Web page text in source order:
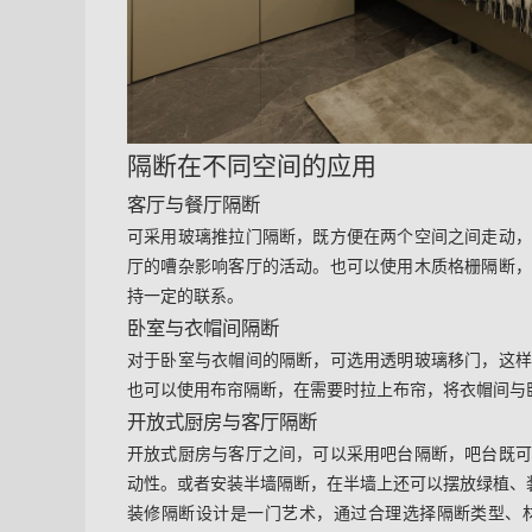
隔断在不同空间的应用
客厅与餐厅隔断
可采用玻璃推拉门隔断，既方便在两个空间之间走动
厅的嘈杂影响客厅的活动。也可以使用木质格栅隔断
持一定的联系。
卧室与衣帽间隔断
对于卧室与衣帽间的隔断，可选用透明玻璃移门，这
也可以使用布帘隔断，在需要时拉上布帘，将衣帽间与
开放式厨房与客厅隔断
开放式厨房与客厅之间，可以采用吧台隔断，吧台既
动性。或者安装半墙隔断，在半墙上还可以摆放绿植
装修隔断设计是一门艺术，通过合理选择隔断类型